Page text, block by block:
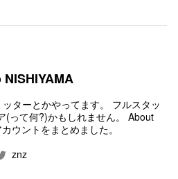
ターとかやってます。 フルスタッ
(って何?)かもしれません。 About
ウントをまとめました。
znz